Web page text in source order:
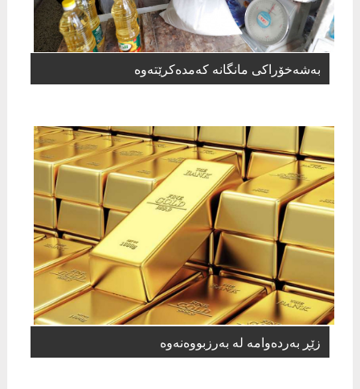
بەشەخۆراكی مانگانە كەمدەكرێتەوە
زێڕ بەردەوامە لە بەرزبووەنەوە